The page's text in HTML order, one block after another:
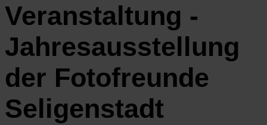
Veranstaltung -
Jahresausstellung
der Fotofreunde
Seligenstadt